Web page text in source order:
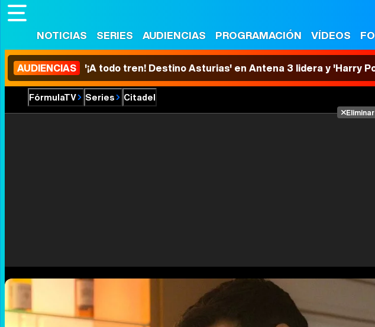
NOTICIAS SERIES AUDIENCIAS PROGRAMACIÓN VÍDEOS
AUDIENCIAS '¡A todo tren! Destino Asturias' en Antena 3 lidera y 'Harry
FórmulaTV Series Citadel